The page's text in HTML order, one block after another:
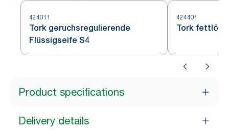
424011
Tork geruchsregulierende
Flüssigseife S4
424401
Tork
Product specifications
Delivery details